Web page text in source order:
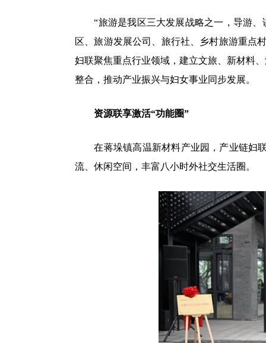
“旅游是我区三大发展战略之一，导游、
区、旅游发展公司、旅行社、乡村旅游重点
妇联聚焦重点行业领域，建立文旅、新材料
整合，推动产业振兴与妇女事业同步发展。
资源联享激活“功能圈”
在蒋垛镇高温新材料产业园，产业链妇联
流、休闲空间，丰富八小时外社交生活圈。